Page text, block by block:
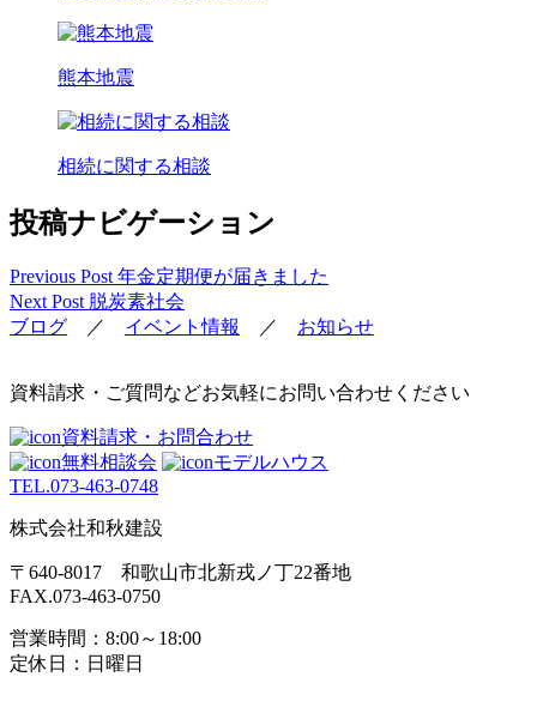
熊本地震
相続に関する相談
投稿ナビゲーション
Previous Post年金定期便が届きました
Next Post脱炭素社会
ブログ ／ イベント情報 ／ お知らせ
資料請求・ご質問などお気軽にお問い合わせください
資料請求・お問合わせ
無料相談会
モデルハウス
TEL.073-463-0748
株式会社和秋建設
〒640-8017 和歌山市北新戎ノ丁22番地
FAX.073-463-0750
営業時間：8:00～18:00
定休日：日曜日